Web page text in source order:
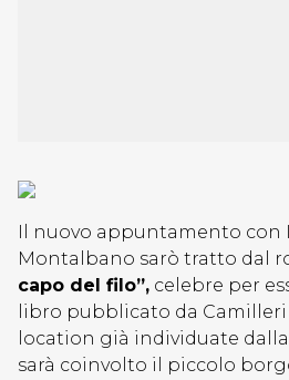
Il nuovo appuntamento con
Montalbano sarò tratto dal
capo del filo”, celebre per
libro pubblicato da Camilleri
location già individuate dalla
sarà coinvolto il piccolo